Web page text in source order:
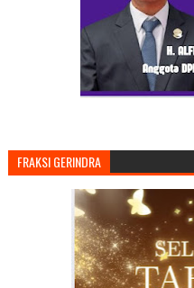
FRAKSI GERINDRA